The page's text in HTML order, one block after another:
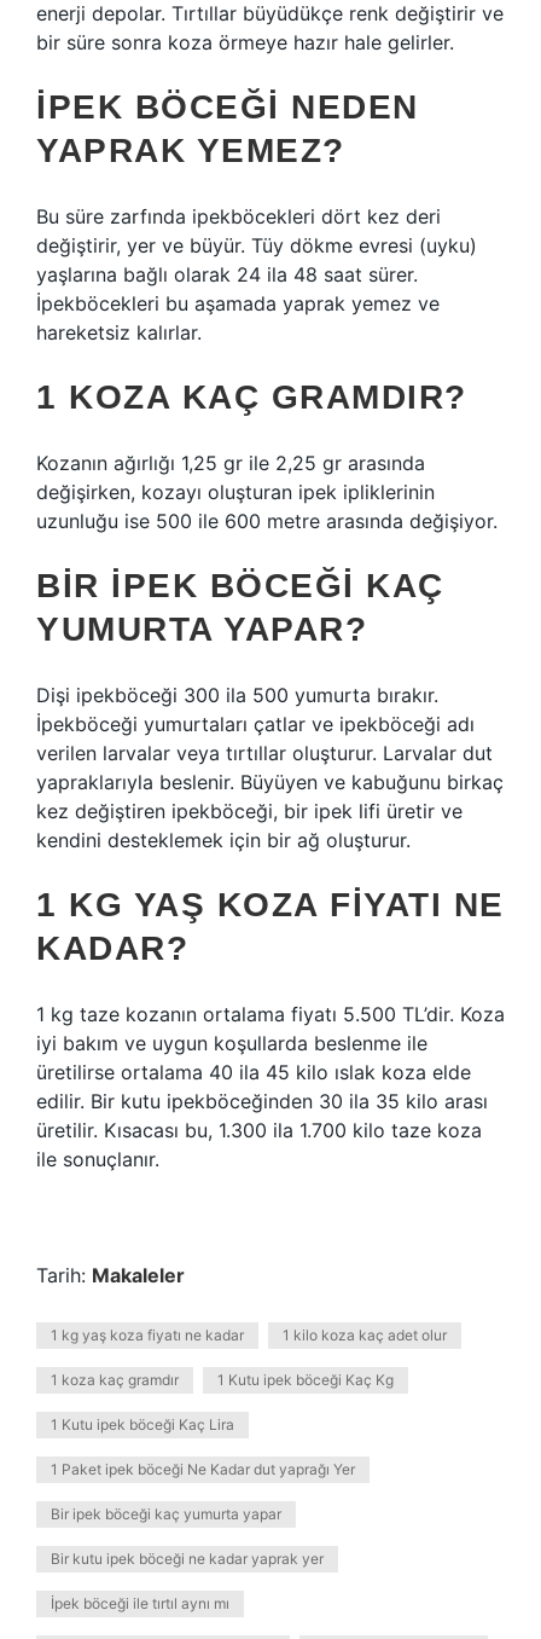
enerji depolar. Tırtıllar büyüdükçe renk değiştirir ve
bir süre sonra koza örmeye hazır hale gelirler.
İPEK BÖCEĞI NEDEN
YAPRAK YEMEZ?
Bu süre zarfında ipekböcekleri dört kez deri
değiştirir, yer ve büyür. Tüy dökme evresi (uyku)
yaşlarına bağlı olarak 24 ila 48 saat sürer.
İpekböcekleri bu aşamada yaprak yemez ve
hareketsiz kalırlar.
1 KOZA KAÇ GRAMDIR?
Kozanın ağırlığı 1,25 gr ile 2,25 gr arasında
değişirken, kozayı oluşturan ipek ipliklerinin
uzunluğu ise 500 ile 600 metre arasında değişiyor.
BIR IPEK BÖCEĞI KAÇ
YUMURTA YAPAR?
Dişi ipekböceği 300 ila 500 yumurta bırakır.
İpekböceği yumurtaları çatlar ve ipekböceği adı
verilen larvalar veya tırtıllar oluşturur. Larvalar dut
yapraklarıyla beslenir. Büyüyen ve kabuğunu birkaç
kez değiştiren ipekböceği, bir ipek lifi üretir ve
kendini desteklemek için bir ağ oluşturur.
1 KG YAŞ KOZA FIYATI NE
KADAR?
1 kg taze kozanın ortalama fiyatı 5.500 TL’dir. Koza
iyi bakım ve uygun koşullarda beslenme ile
üretilirse ortalama 40 ila 45 kilo ıslak koza elde
edilir. Bir kutu ipekböceğinden 30 ila 35 kilo arası
üretilir. Kısacası bu, 1.300 ila 1.700 kilo taze koza
ile sonuçlanır.
Tarih: Makaleler
1 kg yaş koza fiyatı ne kadar 1 kilo koza kaç adet olur
1 koza kaç gramdır 1 Kutu ipek böceği Kaç Kg
1 Kutu ipek böceği Kaç Lira
1 Paket ipek böceği Ne Kadar dut yaprağı Yer
Bir ipek böceği kaç yumurta yapar
Bir kutu ipek böceği ne kadar yaprak yer
İpek böceği ile tırtıl aynı mı